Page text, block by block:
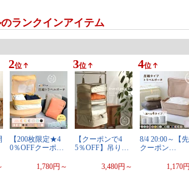
ランクインアイテム
2位
【200枚限定★4
0％OFFクーポ…
1,780円～
3位
【クーポンで4
5％OFF】吊り…
3,480円～
4位
8/4 20:00～【
クーポン…
1,170